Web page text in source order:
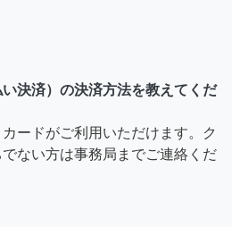
決済）の決済方法を教えてくだ
ードがご利用いただけます。ク
ない方は事務局までご連絡くだ